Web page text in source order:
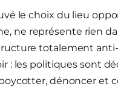
le choix du lieu
ne représente rien
totalement
: les politiques sont
dénoncer et